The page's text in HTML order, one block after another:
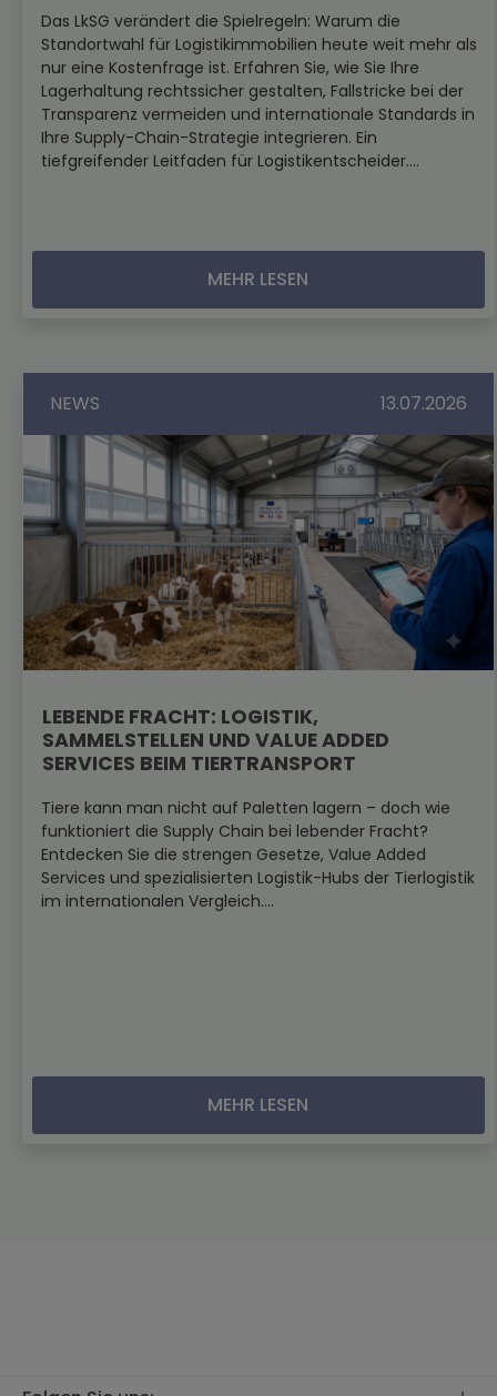
Das LkSG verändert die Spielregeln: Warum die
Standortwahl für Logistikimmobilien heute weit mehr als
nur eine Kostenfrage ist. Erfahren Sie, wie Sie Ihre
Lagerhaltung rechtssicher gestalten, Fallstricke bei der
Transparenz vermeiden und internationale Standards in
Ihre Supply-Chain-Strategie integrieren. Ein
tiefgreifender Leitfaden für Logistikentscheider....
MEHR LESEN
NEWS 13.07.2026
LEBENDE FRACHT: LOGISTIK,
SAMMELSTELLEN UND VALUE ADDED
SERVICES BEIM TIERTRANSPORT
Tiere kann man nicht auf Paletten lagern – doch wie
funktioniert die Supply Chain bei lebender Fracht?
Entdecken Sie die strengen Gesetze, Value Added
Services und spezialisierten Logistik-Hubs der Tierlogistik
im internationalen Vergleich....
MEHR LESEN